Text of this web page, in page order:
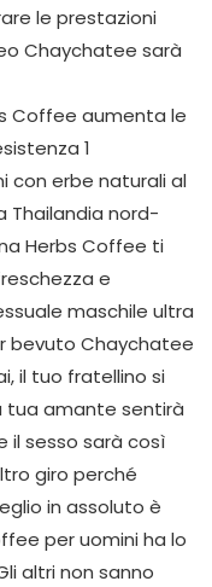
le prestazioni
Chaychatee sarà
con erbe naturali al
Thailandia nord-
Herbs Coffee ti
e
maschile ultra
bevuto Chaychatee
il tuo fratellino si
tua amante sentirà
il sesso sarà così
giro perché
in assoluto è
per uomini ha lo
altri non sanno